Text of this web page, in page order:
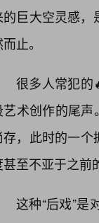
的巨大空灵感
止。
很多人常犯的
艺术创作的尾声
存，此时的一
甚至不亚于之前
这种“后戏”